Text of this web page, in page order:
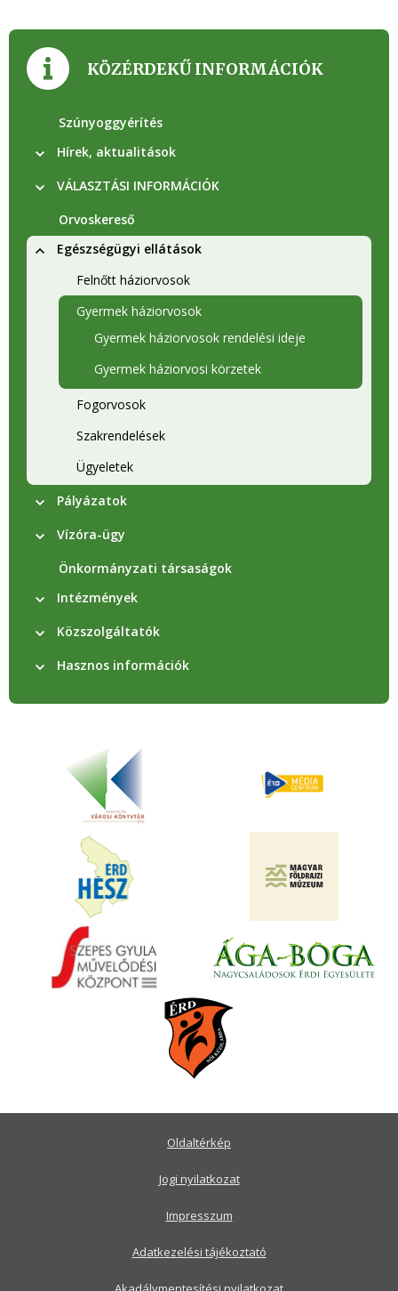
KÖZÉRDEKŰ INFORMÁCIÓK
Szúnyoggyérítés
Hírek, aktualitások
VÁLASZTÁSI INFORMÁCIÓK
Orvoskereső
Egészségügyi ellátások
Felnőtt háziorvosok
Gyermek háziorvosok
Gyermek háziorvosok rendelési ideje
Gyermek háziorvosi körzetek
Fogorvosok
Szakrendelések
Ügyeletek
Pályázatok
Vízóra-ügy
Önkormányzati társaságok
Intézmények
Közszolgáltatók
Hasznos információk
Oldaltérkép
Jogi nyilatkozat
Impresszum
Adatkezelési tájékoztató